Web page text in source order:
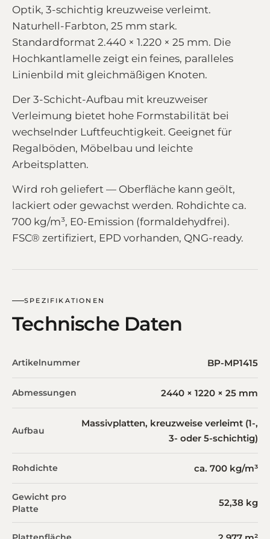
Optik, 3-schichtig kreuzweise verleimt.
Naturhell-Farbton, 25 mm stark.
Standardformat 2.440 × 1.220 × 25 mm. Die
Hochkantlamelle zeigt ein feines, paralleles
Linienbild mit gleichmäßigen Knoten.
Der 3-Schicht-Aufbau mit kreuzweiser
Verleimung bietet hohe Formstabilität bei
wechselnder Luftfeuchtigkeit. Geeignet für
Regalböden, Möbelbau und leichte
Arbeitsplatten.
Wird roh geliefert — Oberfläche kann geölt,
lackiert oder gewachst werden. Rohdichte ca.
700 kg/m³, E0-Emission (formaldehydfrei).
FSC® zertifiziert, EPD vorhanden, QNG-ready.
SPEZIFIKATIONEN
Technische Daten
Artikelnummer BP-MP1415
Abmessungen 2440 × 1220 × 25 mm
Aufbau
Massivplatten, kreuzweise verleimt (1-,
3- oder 5-schichtig)
Rohdichte ca. 700 kg/m³
Gewicht pro
Platte
52,38 kg